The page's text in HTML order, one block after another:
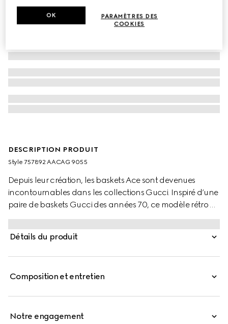
DESCRIPTION PRODUIT
Style ‎757892 AACAG 9055
Depuis leur création, les baskets Ace sont devenues
incontournables dans les collections Gucci. Inspiré d’une
paire de baskets Gucci des années 70, ce modèle rétro ne
cesse d’être réinterprété dans l’univers éclectique de la
Maison. La silhouette basse s’habille d’un cuir blanc et est
caractérisée par la bande Web vert et rouge.
Détails du produit
Composition et entretien
Notre engagement
PARAMÈTRES DES
COOKIES
OK